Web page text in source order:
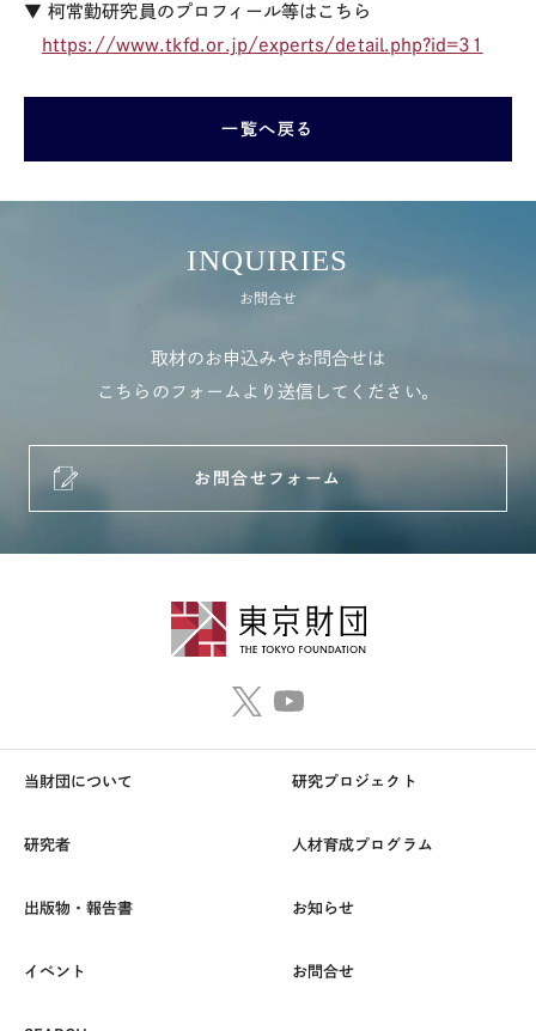
▼ 柯常勤研究員のプロフィール等はこちら
https://www.tkfd.or.jp/experts/detail.php?id=31
一覧へ戻る
INQUIRIES
お問合せ
取材のお申込みやお問合せは
こちらのフォームより送信してください。
お問合せフォーム
当財団について 研究プロジェクト
研究者 人材育成プログラム
出版物・報告書 お知らせ
イベント お問合せ